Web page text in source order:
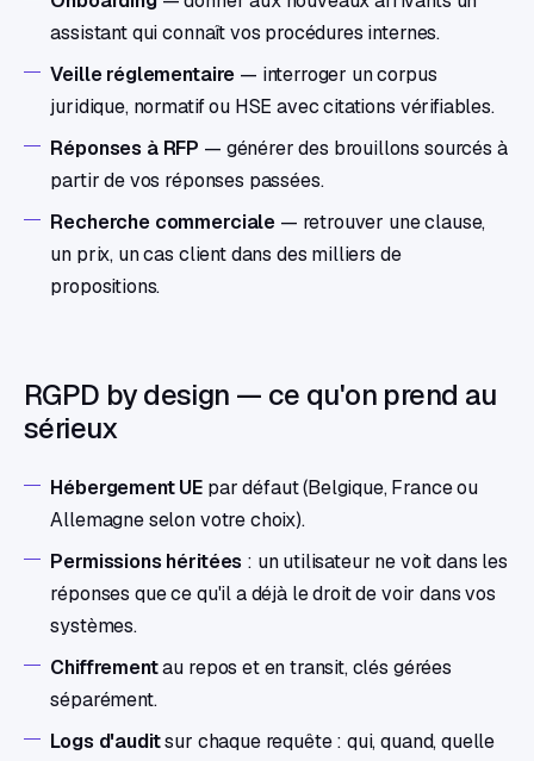
assistant qui connaît vos procédures internes.
Veille réglementaire — interroger un corpus
juridique, normatif ou HSE avec citations vérifiables.
Réponses à RFP — générer des brouillons sourcés à
partir de vos réponses passées.
Recherche commerciale — retrouver une clause,
un prix, un cas client dans des milliers de
propositions.
RGPD by design — ce qu'on prend au
sérieux
Hébergement UE par défaut (Belgique, France ou
Allemagne selon votre choix).
Permissions héritées : un utilisateur ne voit dans les
réponses que ce qu'il a déjà le droit de voir dans vos
systèmes.
Chiffrementau repos et en transit, clés gérées
séparément.
Logs d'auditsur chaque requête : qui, quand, quelle